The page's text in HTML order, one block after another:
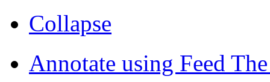
Collapse
Annotate using Feed